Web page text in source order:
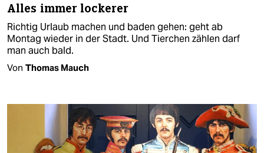
Alles immer lockerer
Richtig Urlaub machen und baden gehen: geht ab
Montag wieder in der Stadt. Und Tierchen zählen darf
man auch bald.
Von Thomas Mauch